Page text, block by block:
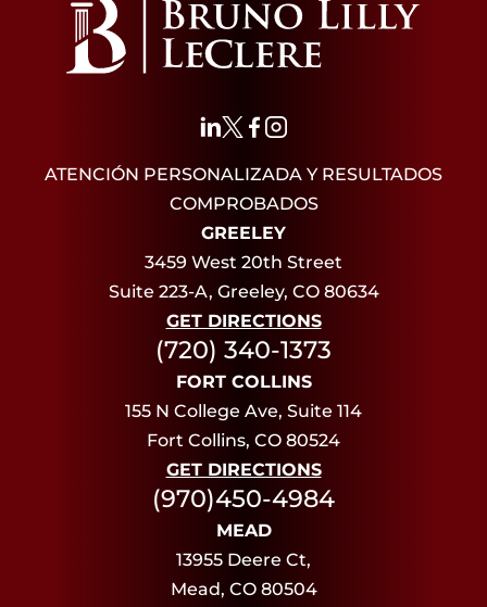
ATENCIÓN PERSONALIZADA Y RESULTADOS
COMPROBADOS
GREELEY
3459 West 20th Street
Suite 223-A, Greeley, CO 80634
GET DIRECTIONS
(720) 340-1373
FORT COLLINS
155 N College Ave, Suite 114
Fort Collins, CO 80524
GET DIRECTIONS
(970)450-4984
MEAD
13955 Deere Ct,
Mead, CO 80504